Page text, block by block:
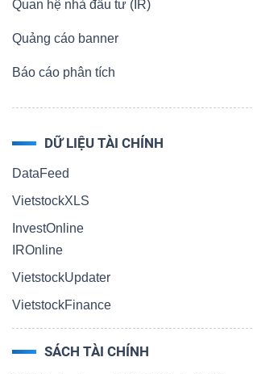
Quan hệ nhà đầu tư (IR)
Quảng cáo banner
Báo cáo phân tích
DỮ LIỆU TÀI CHÍNH
DataFeed
VietstockXLS
InvestOnline
IROnline
VietstockUpdater
VietstockFinance
SÁCH TÀI CHÍNH
PHIẾU
CÔNG
CỤ